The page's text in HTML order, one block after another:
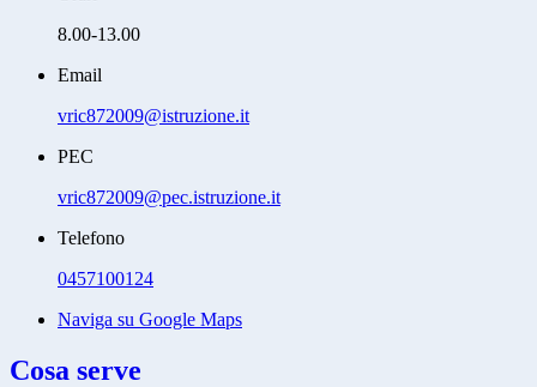
8.00-13.00
Email
vric872009@istruzione.it
PEC
vric872009@pec.istruzione.it
Telefono
0457100124
Naviga su Google Maps
Cosa serve